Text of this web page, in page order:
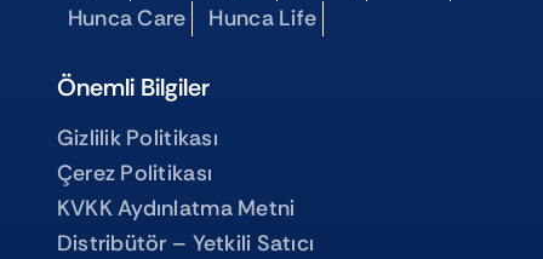
Hunca Care
Hunca Life
Önemli Bilgiler
Gizlilik Politikası
Çerez Politikası
KVKK Aydınlatma Metni
Distribütör – Yetkili Satıcı